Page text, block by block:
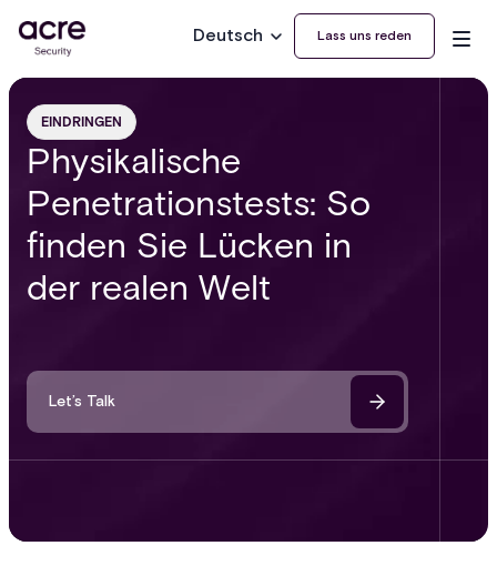
Deutsch Lass uns reden
EINDRINGEN
Physikalische
Penetrationstests: So
finden Sie Lücken in
der realen Welt
Let’s Talk